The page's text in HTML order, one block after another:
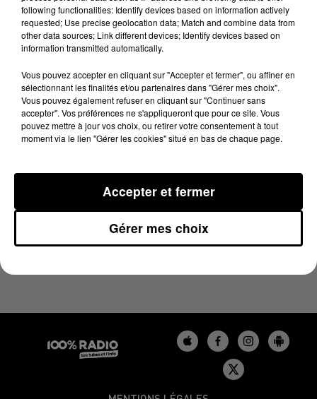
100%
26 décembre 2023 - 1 min 14 sec
L'AGENDA DE L'AUDE DU 26/12/2023 À 07H47
following functionalities: Identify devices based on information actively
requested; Use precise geolocation data; Match and combine data from
other data sources; Link different devices; Identify devices based on
information transmitted automatically.
Vous pouvez accepter en cliquant sur "Accepter et fermer", ou affiner en
sélectionnant les finalités et/ou partenaires dans "Gérer mes choix".
Vous pouvez également refuser en cliquant sur "Continuer sans
accepter". Vos préférences ne s'appliqueront que pour ce site. Vous
pouvez mettre à jour vos choix, ou retirer votre consentement à tout
moment via le lien "Gérer les cookies" situé en bas de chaque page.
Gérer mes choix
Accepter et fermer